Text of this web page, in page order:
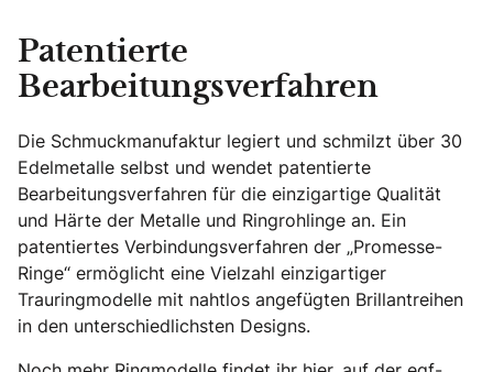
Patentierte
Bearbeitungsverfahren
Die Schmuckmanufaktur legiert und schmilzt über 30
Edelmetalle selbst und wendet patentierte
Bearbeitungsverfahren für die einzigartige Qualität
und Härte der Metalle und Ringrohlinge an. Ein
patentiertes Verbindungsverfahren der „Promesse-
Ringe“ ermöglicht eine Vielzahl einzigartiger
Trauringmodelle mit nahtlos angefügten Brillantreihen
in den unterschiedlichsten Designs.